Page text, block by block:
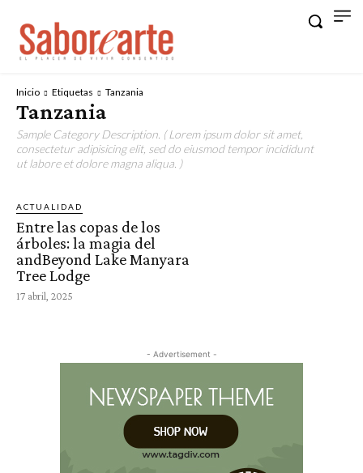
Inicio Etiquetas Tanzania
Tanzania
Sample Category Description. ( Lorem ipsum dolor sit amet,
consectetur adipisicing elit, sed do eiusmod tempor incididunt
ut labore et dolore magna aliqua. )
ACTUALIDAD
Entre las copas de los
árboles: la magia del
andBeyond Lake Manyara
Tree Lodge
17 abril, 2025
- Advertisement -